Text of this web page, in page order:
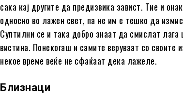
сака кај другите да предизвика завист. Тие и
односно во лажен свет, па не им е тешко да
Суптилни се и така добро знаат да смислат
вистина. Понекогаш и самите веруваат со
некое време веќе не сфаќаат дека лажеле.
Близнаци